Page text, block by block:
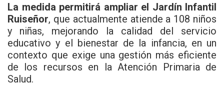
La medida permitirá ampliar el Jardín Infantil
Ruiseñor, que actualmente atiende a 108 niños
y niñas, mejorando la calidad del servicio
educativo y el bienestar de la infancia, en un
contexto que exige una gestión más eficiente
de los recursos en la Atención Primaria de
Salud.